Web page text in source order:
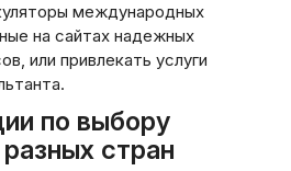
международных
на сайтах надежных
или привлекать услуги
по выбору
стран